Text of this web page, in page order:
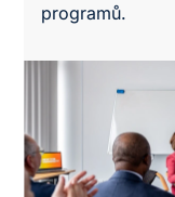
programů.